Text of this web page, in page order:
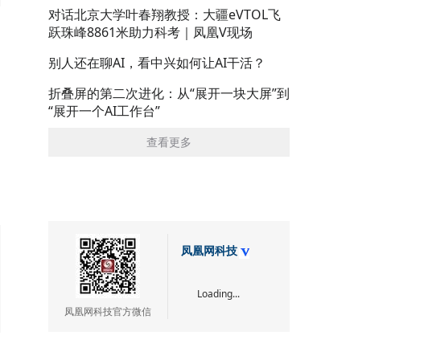
对话北京大学叶春翔教授：大疆eVTOL飞
跃珠峰8861米助力科考｜凤凰V现场
别人还在聊AI，看中兴如何让AI干活？
折叠屏的第二次进化：从“展开一块大屏”到
“展开一个AI工作台”
查看更多
凤凰网科技官方微信
凤凰网科技
Loading...